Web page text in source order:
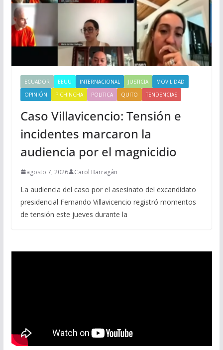
JUSTICIA
QUITO
Caso Villavicencio: Tensión e
incidentes marcaron la
audiencia por el magnicidio
agosto 7, 2026 Carol Barragán
La audiencia del caso por el asesinato del excandidato
presidencial Fernando Villavicencio registró momentos
de tensión este jueves durante la